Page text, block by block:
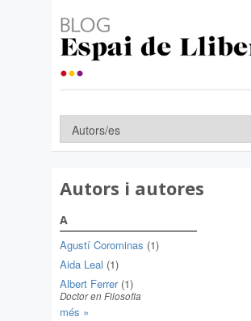
Autors i autores
A
Agustí Corominas (1)
Aida Leal (1)
Albert Ferrer (1)
Doctor en Filosofia
més »